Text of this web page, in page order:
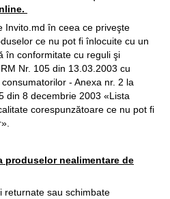
Invito.md în ceea ce priveşte
ce nu pot fi înlocuite cu un
în conformitate cu reguli şi
Nr. 105 din 13.03.2003 cu
- Anexa nr. 2 la
din 8 decembrie 2003 «Lista
corespunzătoare ce nu pot fi
produselor nealimentare de
returnate sau schimbate